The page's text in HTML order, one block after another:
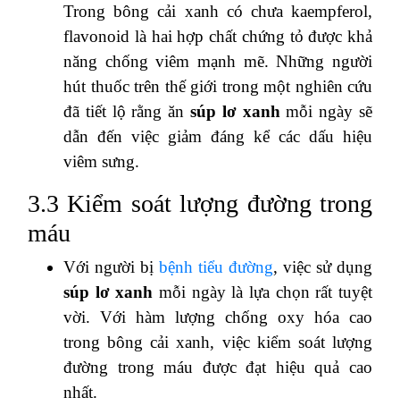
Trong bông cải xanh có chưa kaempferol,
flavonoid là hai hợp chất chứng tỏ được khả
năng chống viêm mạnh mẽ. Những người
hút thuốc trên thế giới trong một nghiên cứu
đã tiết lộ rằng ăn súp lơ xanh mỗi ngày sẽ
dẫn đến việc giảm đáng kể các dấu hiệu
viêm sưng.
3.3 Kiểm soát lượng đường trong
máu
Với người bị bệnh tiểu đường, việc sử dụng
súp lơ xanh mỗi ngày là lựa chọn rất tuyệt
vời. Với hàm lượng chống oxy hóa cao
trong bông cải xanh, việc kiểm soát lượng
đường trong máu được đạt hiệu quả cao
nhất.